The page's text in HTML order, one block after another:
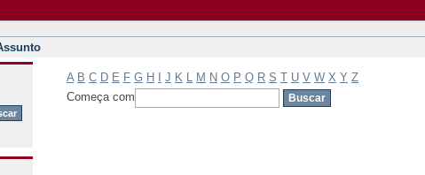
A B C D E F G H J K M N O P Q R S T U V W X Y Z
Começa com